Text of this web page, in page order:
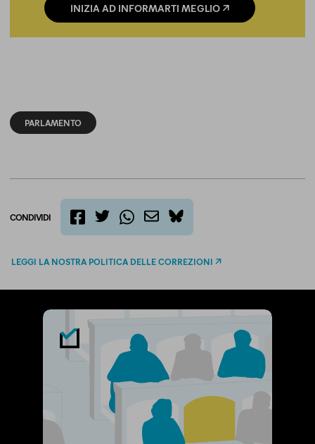
INIZIA AD INFORMARTI MEGLIO
PARLAMENTO
CONDIVIDI
bluesky
LEGGI LA NOSTRA POLITICA DELLE CORREZIONI